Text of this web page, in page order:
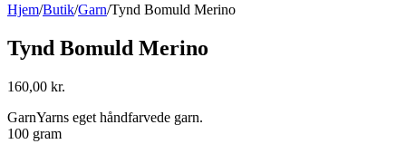
Hjem/Butik/Garn/Tynd Bomuld Merino
Tynd Bomuld Merino
160,00 kr.
GarnYarns eget håndfarvede garn.
100 gram